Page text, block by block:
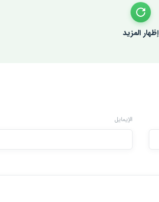
إظهار المزيد
الإيمايل